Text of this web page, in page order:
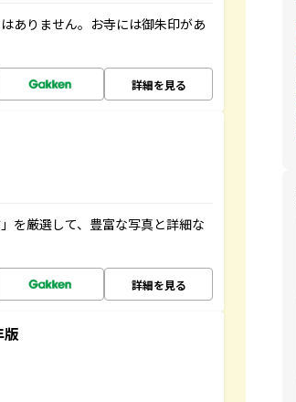
ありません。お寺には御朱印があ
詳細を見る
を厳選して、豊富な写真と詳細な
詳細を見る
版